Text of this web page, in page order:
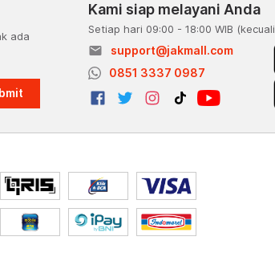
ada
Kami siap melayani Anda
Setiap hari 09:00 - 18:00 WIB
email
support@jakmall.com
0851 3337 0987